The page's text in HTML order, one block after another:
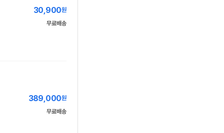
30,900원
무료배송
389,000원
무료배송